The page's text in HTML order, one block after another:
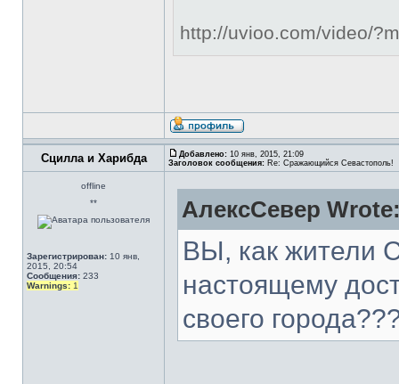
http://uvioo.com/video/
Сцилла и Харибда Добавлено: 10 янв, 2015, 21:09
Заголовок сообщения: Re: Сражающийся Севастополь!
offline
**
Зарегистрирован: 10 янв,
2015, 20:54
Сообщения: 233
Warnings: 1
АлексСевер
ВЫ, как жители
настоящему
своего